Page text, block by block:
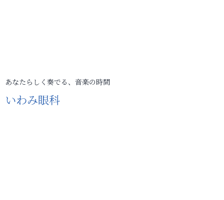
あなたらしく奏でる、音楽の時間
いわみ眼科